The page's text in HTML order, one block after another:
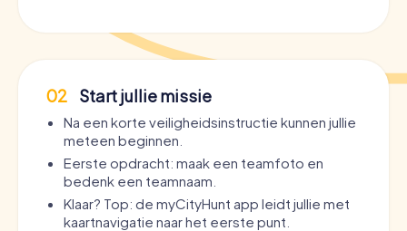
02 Start jullie missie
Na een korte veiligheidsinstructie kunnen jullie
meteen beginnen.
Eerste opdracht: maak een teamfoto en
bedenk een teamnaam.
Klaar? Top: de myCityHunt app leidt jullie met
kaartnavigatie naar het eerste punt.